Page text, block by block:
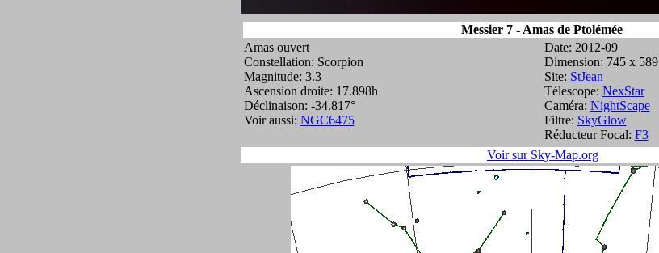
Messier 7 - Amas de Ptolémée
Amas ouvert
Constellation: Scorpion
Magnitude: 3.3
Ascension droite: 17.898h
Déclinaison: -34.817°
Voir aussi: NGC6475
Date: 2012-09
Dimension: 745 x 589
Site: StJean
Télescope: NexStar
Caméra: NightScape
Filtre: SkyGlow
Réducteur Focal: F3
Voir sur Sky-Map.org